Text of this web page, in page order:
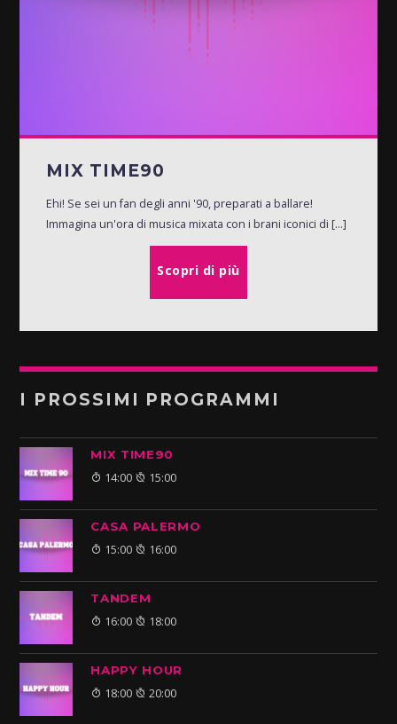
MIX TIME90
Ehi! Se sei un fan degli anni '90, preparati a ballare!
Immagina un'ora di musica mixata con i brani iconici di [...]
Scopri di più
I PROSSIMI PROGRAMMI
MIX TIME90
14:00 15:00
CASA PALERMO
15:00 16:00
TANDEM
16:00 18:00
HAPPY HOUR
18:00 20:00